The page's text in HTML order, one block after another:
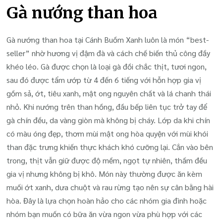
Gà nướng than hoa
Gà nướng than hoa tại Cánh Buồm Xanh luôn là món “best-
seller” nhờ hương vị đậm đà và cách chế biến thủ công đầy
khéo léo. Gà được chọn là loại gà đồi chắc thịt, tươi ngon,
sau đó được tẩm ướp từ 4 đến 6 tiếng với hỗn hợp gia vị
gồm sả, ớt, tiêu xanh, mật ong nguyên chất và lá chanh thái
nhỏ. Khi nướng trên than hồng, đầu bếp liên tục trở tay để
gà chín đều, da vàng giòn mà không bị cháy. Lớp da khi chín
có màu óng đẹp, thơm mùi mật ong hòa quyện với mùi khói
than đặc trưng khiến thực khách khó cưỡng lại. Cắn vào bên
trong, thịt vẫn giữ được độ mềm, ngọt tự nhiên, thấm đều
gia vị nhưng không bị khô. Món này thường được ăn kèm
muối ớt xanh, dưa chuột và rau rừng tạo nên sự cân bằng hài
hòa. Đây là lựa chọn hoàn hảo cho các nhóm gia đình hoặc
nhóm bạn muốn có bữa ăn vừa ngon vừa phù hợp với các